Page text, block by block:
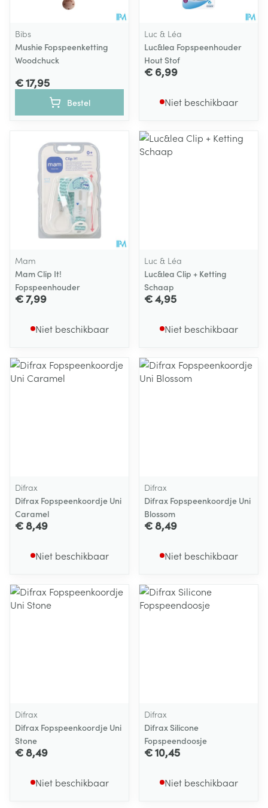
Bibs
Mushie Fopspeenketting
Woodchuck
€ 17,95
Bestel
Luc & Léa
Luc&lea Fopspeenhouder
Hout Stof
€ 6,99
Niet beschikbaar
Mam
Mam Clip It!
Fopspeenhouder
€ 7,99
Niet beschikbaar
Luc & Léa
Luc&lea Clip + Ketting
Schaap
€ 4,95
Niet beschikbaar
Difrax
Difrax Fopspeenkoordje Uni
Caramel
€ 8,49
Niet beschikbaar
Difrax
Difrax Fopspeenkoordje Uni
Blossom
€ 8,49
Niet beschikbaar
Difrax
Difrax Fopspeenkoordje Uni
Stone
€ 8,49
Niet beschikbaar
Difrax
Difrax Silicone
Fopspeendoosje
€ 10,45
Niet beschikbaar